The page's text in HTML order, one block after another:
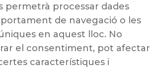
permetrà processar dades
de navegació o les
en aquest lloc. No
el consentiment, pot afectar
característiques i